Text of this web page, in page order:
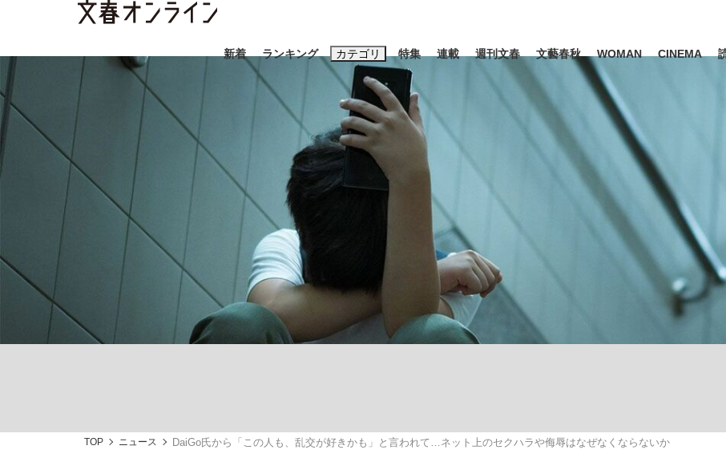
新着 ランキング カテゴリ
ニュース エンタメ ライフ ビジネス
「90%は失敗する。でも…」本田圭佑が初めて明かした日本代表監督に... 「最悪の空気のまま解散」
特集
観る将棋、読
連載 週刊文春 文藝春秋 WOMAN CINEMA
キーワード入力
おすすめのキーワードタグ一覧
#藤田晋 #三山凌輝 #高市早苗 #城彰二 #内田有紀
#玉木雄一郎
TOP ニュース DaiGo氏から「この人も、乱交が好きかも」と言われて…ネット上のセクハラや侮辱はなぜなくならないか